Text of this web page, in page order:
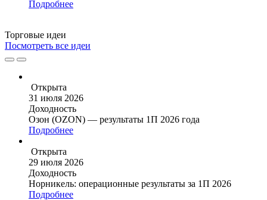
Подробнее
Торговые идеи
Посмотреть все идеи
Открыта
31 июля 2026
Доходность
Озон (OZON) — результаты 1П 2026 года
Подробнее
Открыта
29 июля 2026
Доходность
Норникель: операционные результаты за 1П 2026
Подробнее